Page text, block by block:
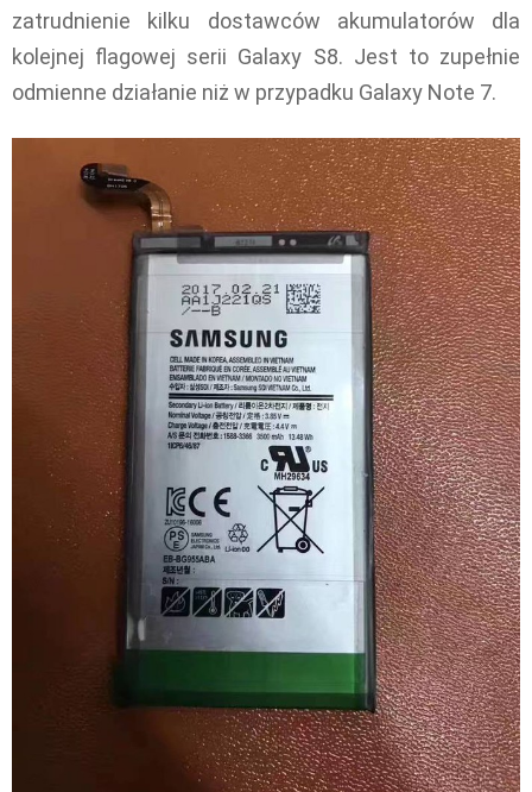
zatrudnienie kilku dostawców akumulatorów dla
kolejnej flagowej serii Galaxy S8. Jest to zupełnie
odmienne działanie niż w przypadku Galaxy Note 7.